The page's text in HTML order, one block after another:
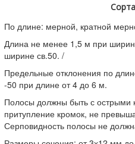
По длине: мерной, кратной
Длина не менее 1,5 м при
ширине св.50. /
Предельные отклонения по
-50 при длине от 4 до 6 м.
Полосы должны быть с острыми
притупление кромок, не
Серповидность полосы не